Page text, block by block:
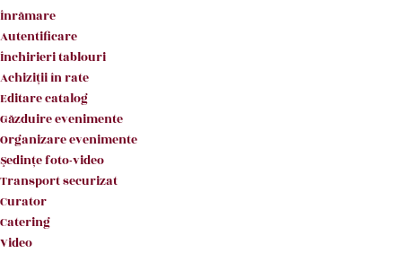
Înrămare
Autentificare
Închirieri tablouri
Achiziţii în rate
Editare catalog
Găzduire evenimente
Organizare evenimente
Şedinţe foto-video
Transport securizat
Curator
Catering
Video